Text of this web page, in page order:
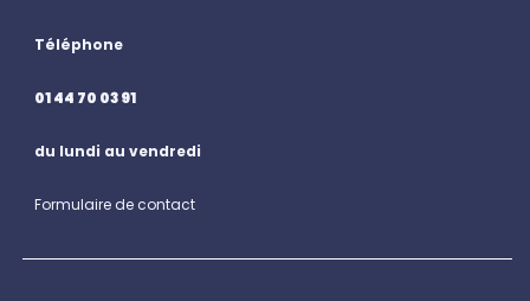
Téléphone
01 44 70 03 91
du lundi au vendredi
Formulaire de contact